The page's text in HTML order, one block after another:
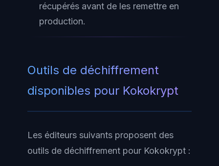
récupérés avant de les remettre en
production.
Outils de déchiffrement
disponibles pour Kokokrypt
Les éditeurs suivants proposent des
outils de déchiffrement pour Kokokrypt :